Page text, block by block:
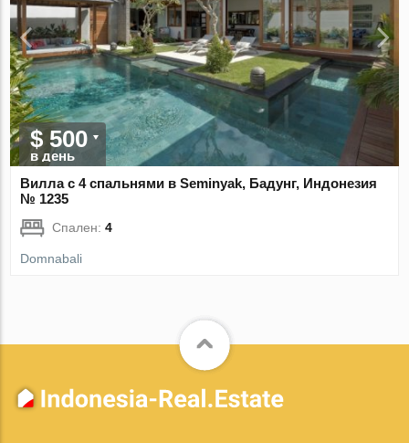
$ 500
в день
Вилла с 4 спальнями в Seminyak, Бадунг, Индонезия
№ 1235
Спален:4
Domnabali